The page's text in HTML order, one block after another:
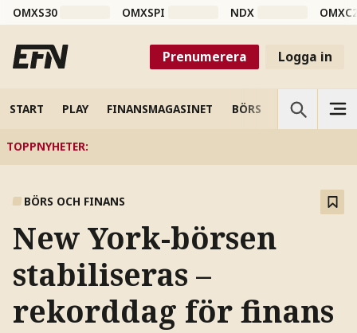
OMXS30 OMXSPI NDX
Prenumerera Logga in
START PLAY FINANSMAGASINET BÖRS VETENSKAP
TOPPNYHETER:
BÖRS OCH FINANS
New York-börsen
stabiliseras –
rekorddag för finans